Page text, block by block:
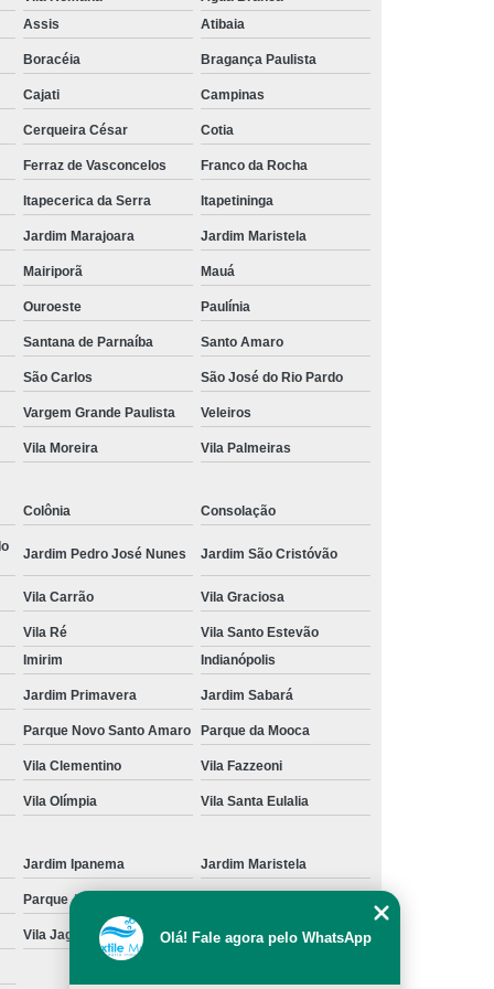
Toalha de Banho Fio Penteado
de Toalha de Banho Algodão
Locação de Toalha de Banho Grande
Aluguel de Toalha de Pedicure
Locação de Toalha de Manicure
Locação de Toalha Manicure Pedicure
de Toalha para Manicure e Pedicure
de Toalha para Pedicure e Manicure
Grande São Paulo
Locação de Toalha Banho e Rosto
de Toalha de Rosto Branca
de Toalha de Rosto Grande São Paulo
Locação de Toalha de Rosto Pequena
Locação de Toalha para Rosto
Aluguel de Toalha Industrial Nova
Aluguel de Toalha para Banheiro
de Toalha Industrial Grande São Paulo
Locação de Toalha Industrial São Paulo
Manta Absorção de óleo
óleo
Manta Absorvente Grande São Paulo
Assis Atibaia
Boracéia Bragança Paulista
Cajati Campinas
Cerqueira César Cotia
Ferraz de Vasconcelos Franco da Rocha
Itapecerica da Serra Itapetininga
Jardim Marajoara Jardim Maristela
Mairiporã Mauá
Ouroeste Paulínia
Santana de Parnaíba Santo Amaro
São Carlos São José do Rio Pardo
Vargem Grande Paulista Veleiros
Vila Moreira Vila Palmeiras
Colônia Consolação
Jardim Pedro José Nunes Jardim São Cristóvão
Vila Carrão Vila Graciosa
Vila Ré
Vila Santo Estevão
Imirim Indianópolis
Jardim Primavera Jardim Sabará
Parque Novo Santo Amaro Parque da Mooca
Vila Clementino Vila Fazzeoni
Vila Olímpia Vila Santa Eulalia
Jardim Ipanema Jardim Maristela
Parque Anhangüera
Vila Jaguara Vila Jaraguá
Olá! Fale agora pelo WhatsApp